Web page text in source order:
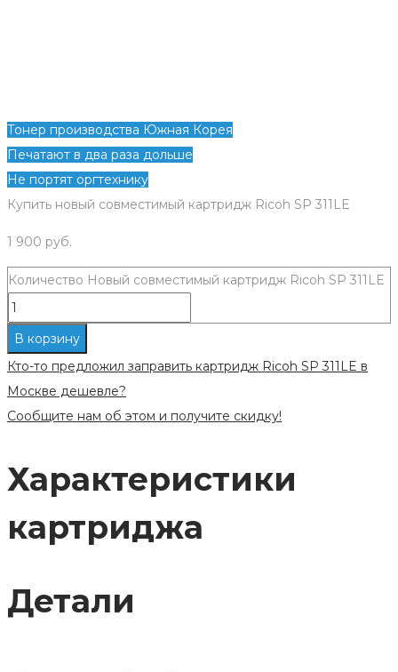
Тонер производства Южная Корея
Печатают в два раза дольше
Не портят оргтехнику
Купить новый совместимый картридж Ricoh SP 311LE
1 900 руб.
Количество Новый совместимый картридж Ricoh SP 311LE
В корзину
Кто-то предложил заправить картридж Ricoh SP 311LE в
Москве дешевле?
Сообщите нам об этом и получите скидку!
Характеристики
картриджа
Детали